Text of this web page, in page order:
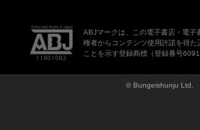
ABJマークは、この電子書店・電子
権者からコンテンツ使用許諾を得た
ことを示す登録商標（登録番号
© Bungeishunju Ltd.